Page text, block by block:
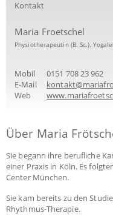
Kontakt
Maria Froetschel
Physiotherapeutin (B. Sc.),
Mobil
0151 708 23 962
E-Mail
Web
Über Maria
Sie begann ihre berufliche
einer Praxis in Köln. Es
Center München.
Sie kam bereits zu den
Rhythmus-Therapie.